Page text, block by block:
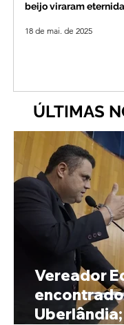
beijo viraram
18 de mai. de 2025
ÚLTIMAS
Vereador